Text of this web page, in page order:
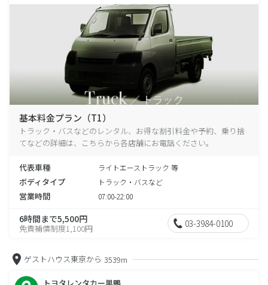
基本料金プラン（T1）
トラック・バスなどのレンタル、お得な割引料金や予約、乗り捨
てなどの詳細は、こちらから各店舗にお電話ください。
代表車種 ライトエーストラック 等
ボディタイプ トラック・バスなど
営業時間 07:00-22:00
6時間まで5,500円
免責補償制度1,100円 03-3984-0100
ゲストハウス東京から 3539m